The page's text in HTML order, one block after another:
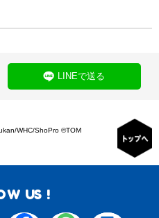
LINEで送る
WHC/ShoPro ©TOM
US !